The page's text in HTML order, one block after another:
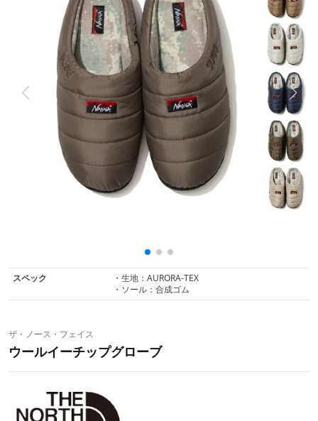
スペック
・生地：AURORA-TEX
・ソール：合成ゴム
ザ・ノース・フェイス
ウールイーチップグローブ